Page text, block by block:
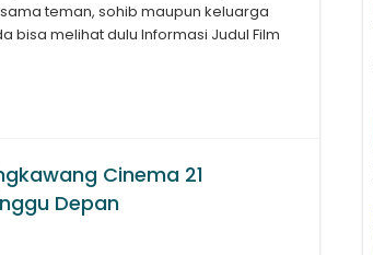
teman, sohib maupun keluarga
bisa melihat dulu Informasi Judul Film
Cinema 21
Depan